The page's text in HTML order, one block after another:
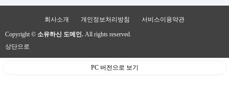
회사소개 개인정보처리방침 서비스이용약관
Copyright © 소유하신 도메인. All rights reserved.
상단으로
PC 버전으로 보기